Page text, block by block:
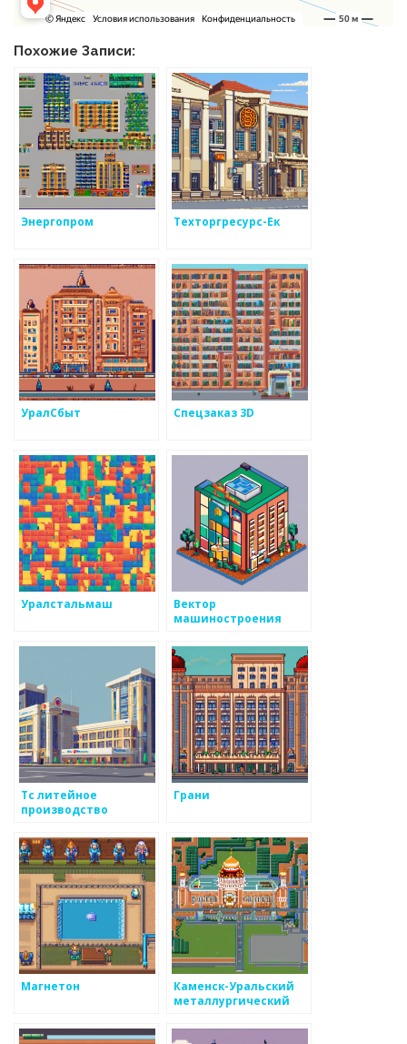
Похожие Записи:
Энергопром Техторгресурс-Ек
УралСбыт Спецзаказ 3D
Уралстальмаш
Вектор
машиностроения
Тс литейное
производство
Грани
Магнетон
Каменск-Уральский
металлургический